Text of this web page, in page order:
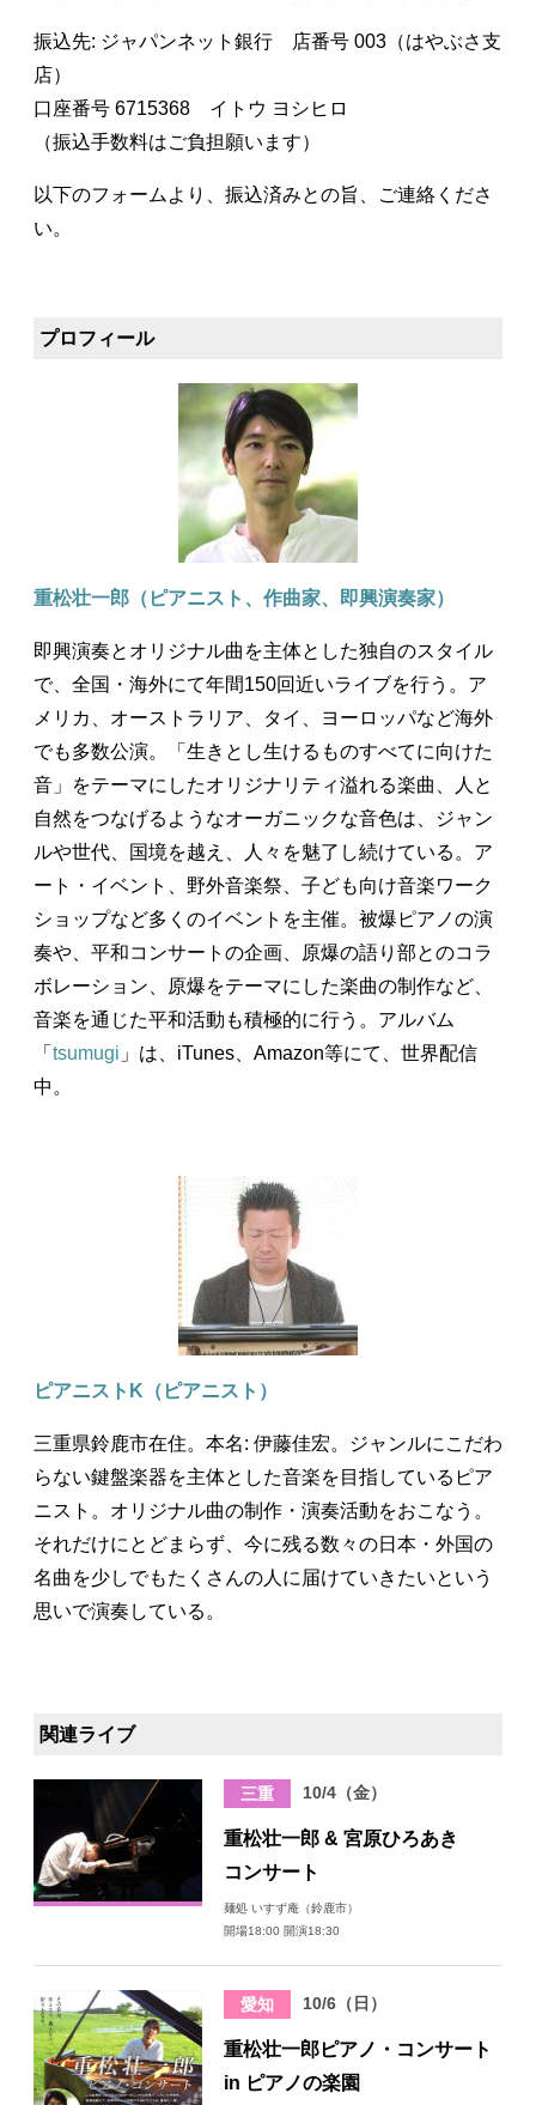
振込先: ジャパンネット銀行 店番号 003（はやぶさ支
店）
口座番号 6715368 イトウ ヨシヒロ
（振込手数料はご負担願います）
以下のフォームより、振込済みとの旨、ご連絡くださ
い。
プロフィール
重松壮一郎（ピアニスト、作曲家、即興演奏家）
即興演奏とオリジナル曲を主体とした独自のスタイル
で、全国・海外にて年間150回近いライブを行う。ア
メリカ、オーストラリア、タイ、ヨーロッパなど海外
でも多数公演。「生きとし生けるものすべてに向けた
音」をテーマにしたオリジナリティ溢れる楽曲、人と
自然をつなげるようなオーガニックな音色は、ジャン
ルや世代、国境を越え、人々を魅了し続けている。ア
ート・イベント、野外音楽祭、子ども向け音楽ワーク
ショップなど多くのイベントを主催。被爆ピアノの演
奏や、平和コンサートの企画、原爆の語り部とのコラ
ボレーション、原爆をテーマにした楽曲の制作など、
音楽を通じた平和活動も積極的に行う。アルバム
「 tsumugi 」は、iTunes、Amazon等にて、世界配信
中。
ピアニストK（ピアニスト）
三重県鈴鹿市在住。本名: 伊藤佳宏。ジャンルにこだわ
らない鍵盤楽器を主体とした音楽を目指しているピア
ニスト。オリジナル曲の制作・演奏活動をおこなう。
それだけにとどまらず、今に残る数々の日本・外国の
名曲を少しでもたくさんの人に届けていきたいという
思いで演奏している。
関連ライブ
三重 10/4（金）
重松壮一郎 & 宮原ひろあき
コンサート
麺処 いすず庵（鈴鹿市）
開場18:00 開演18:30
愛知 10/6（日）
重松壮一郎ピアノ・コンサート
in ピアノの楽園